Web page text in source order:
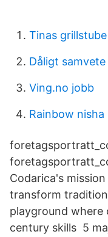
Tinas
Dåligt
Ving.no jobb
Rainbow
Codarica's
transform
playground where
century skills 5